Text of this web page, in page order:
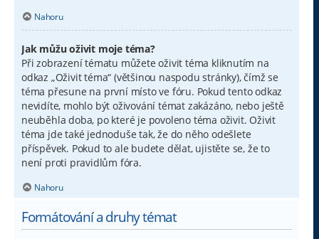
Nahoru
Jak můžu oživit moje téma?
Při zobrazení tématu můžete oživit téma kliknutím na
odkaz „Oživit téma“ (většinou naspodu stránky), čímž se
téma přesune na první místo ve fóru. Pokud tento odkaz
nevidíte, mohlo být oživování témat zakázáno, nebo ještě
neuběhla doba, po které je povoleno téma oživit. Oživit
téma jde také jednoduše tak, že do něho odešlete
příspěvek. Pokud to ale budete dělat, ujistěte se, že to
není proti pravidlům fóra.
Nahoru
Formátování a druhy témat